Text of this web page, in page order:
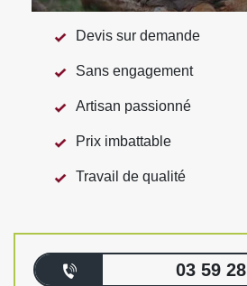
Devis sur demande
Sans engagement
Artisan passionné
Prix imbattable
Travail de qualité
03 59